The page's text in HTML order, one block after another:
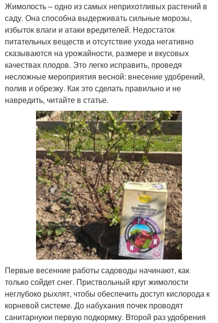
Жимолость – одно из самых неприхотливых растений в
саду. Она способна выдерживать сильные морозы,
избыток влаги и атаки вредителей. Недостаток
питательных веществ и отсутствие ухода негативно
сказываются на урожайности, размере и вкусовых
качествах плодов. Это легко исправить, проведя
несложные мероприятия весной: внесение удобрений,
полив и обрезку. Как это сделать правильно и не
навредить, читайте в статье.
Первые весенние работы садоводы начинают, как
только сойдет снег. Приствольный круг жимолости
неглубоко рыхлят, чтобы обеспечить доступ кислорода к
корневой системе. До набухания почек проводят
санитарнуюи первую подкормку. Второй раз удобрения